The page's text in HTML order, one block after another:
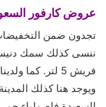
عروض كارفور